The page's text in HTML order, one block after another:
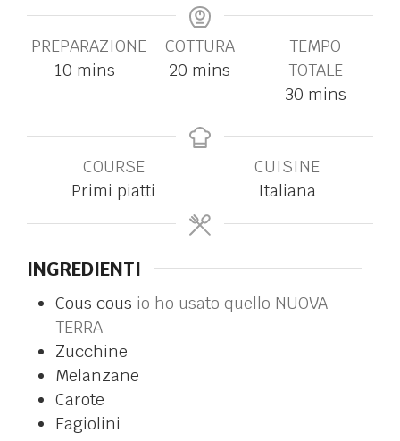
PREPARAZIONE
10 mins
COTTURA
20 mins
TEMPO
TOTALE
30 mins
COURSE
Primi piatti
CUISINE
Italiana
INGREDIENTI
Cous cous io ho usato quello NUOVA
TERRA
Zucchine
Melanzane
Carote
Fagiolini